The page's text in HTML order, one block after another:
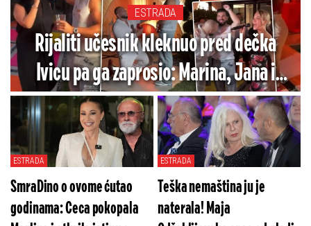
ESTRADA
Rijaliti učesnik kleknuo pred dečka
Ivicu pa ga zaprosio: Marina, Jana i
Veštica napravile lom na gej veridbi
(VIDEO)
ESTRADA
SmraDino o ovome ćutao
godinama: Ceca pokopala
ESTRADA
Teška nemaština ju je
naterala! Maja